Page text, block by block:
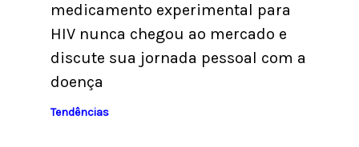
medicamento experimental para
HIV nunca chegou ao mercado e
discute sua jornada pessoal com a
doença
Tendências